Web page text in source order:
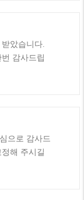
았습니다.
감사드립
으로 감사드
해 주시길